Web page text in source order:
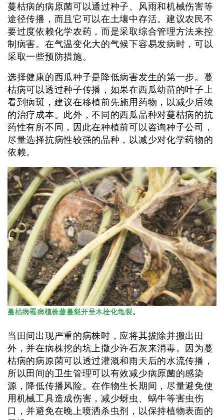
蔓枯病的病原菌可以通过种子、风雨和机械伤害等
途径传播，而且它可以在土壤中存活。建议农民不
要过度依赖化学农药，而是采取综合管理方法来控
制病害。在气温变化大的气候下容易发病时，可以
采取一些预防措施。
选择健康的西瓜种子是降低病害发生的第一步。蔓
枯病可以透过种子传播，如果在西瓜幼苗的叶子上
看到病斑，建议在移植前先施用药物，以减少后续
的治疗成本。此外，不同的西瓜品种对蔓枯病的抗
药性有所不同，因此在种植前可以咨询种子公司，
尽量选择抗病性较强的品种，以减少对化学药物的
依赖。
蔓枯病罹病植株藤蔓裂开呈木栓化龟裂。
当田间出现严重的病株时，应将其拔除并搬出田
外，并在病株挖的坑上撒少许石灰来消毒。因为蔓
枯病的病原菌可以透过灌溉和雨天后的水流传播，
所以田间的卫生管理可以有效减少病原菌的感染
源，降低传播风险。在作物生长期间，尽量避免使
用机械工具造成伤害，减少蚜虫、蜗牛等害虫伤
口，并避免在晚上喷洒杀虫剂，以保持植物表面的